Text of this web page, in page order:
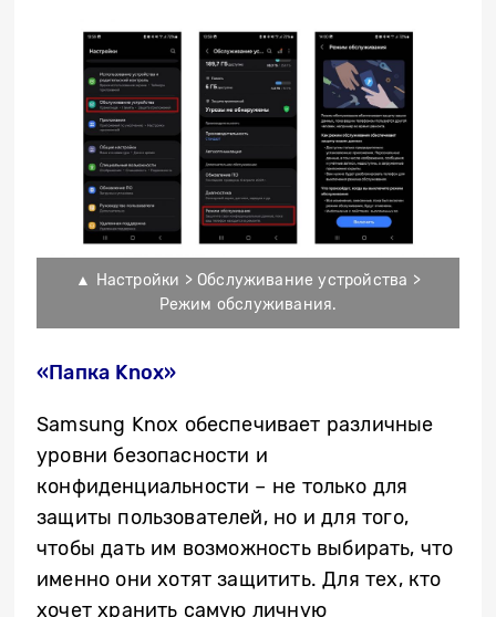
▲ Настройки > Обслуживание устройства >
Режим обслуживания.
«Папка Knox»
Samsung Knox обеспечивает различные
уровни безопасности и
конфиденциальности – не только для
защиты пользователей, но и для того,
чтобы дать им возможность выбирать, что
именно они хотят защитить. Для тех, кто
хочет хранить самую личную